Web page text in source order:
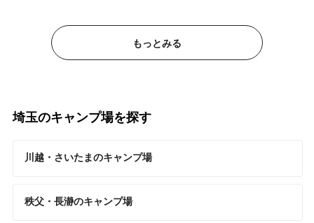
もっとみる
埼玉のキャンプ場を探す
川越・さいたまのキャンプ場
秩父・長瀞のキャンプ場